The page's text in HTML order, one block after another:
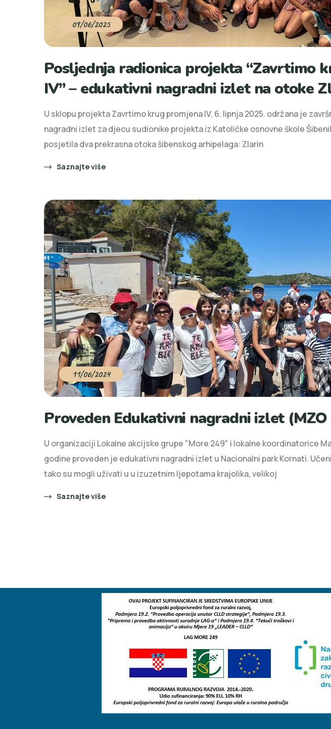
09/06/2025
Posljednja radionica projekta “Zavrtimo
IV” – edukativni nagradni izlet na otoke
U sklopu projekta Zavrtimo krug promjena IV, 6. lipnja 2025. održana je
nagradni izlet za djecu sudionike projekta iz Katoličke osnovne škole
posjetila dva prekrasna otoka šibenskog arhipelaga: Zlarin
Saznajte više
11/06/2024
Proveden Edukativni nagradni izlet (MZO
U organizaciji Lokalne akcijske grupe "More 249" i lokalne koordinatorice
godine proveden je edukativni nagradni izlet u Nacionalni park Kornati.
tako su mogli uživati u u izuzetnim ljepotama krajolika, velikoj
Saznajte više